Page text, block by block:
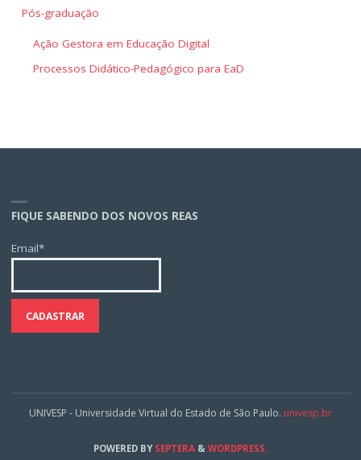
Pós-graduação
Ação Gestora em Educação Digital
Processos Didático-Pedagógico para EaD
FIQUE SABENDO DOS NOVOS REAS
Email*
UNIVESP - Universidade Virtual do Estado de São Paulo. univesp.br
POWERED BYSEPTERA & WORDPRESS.